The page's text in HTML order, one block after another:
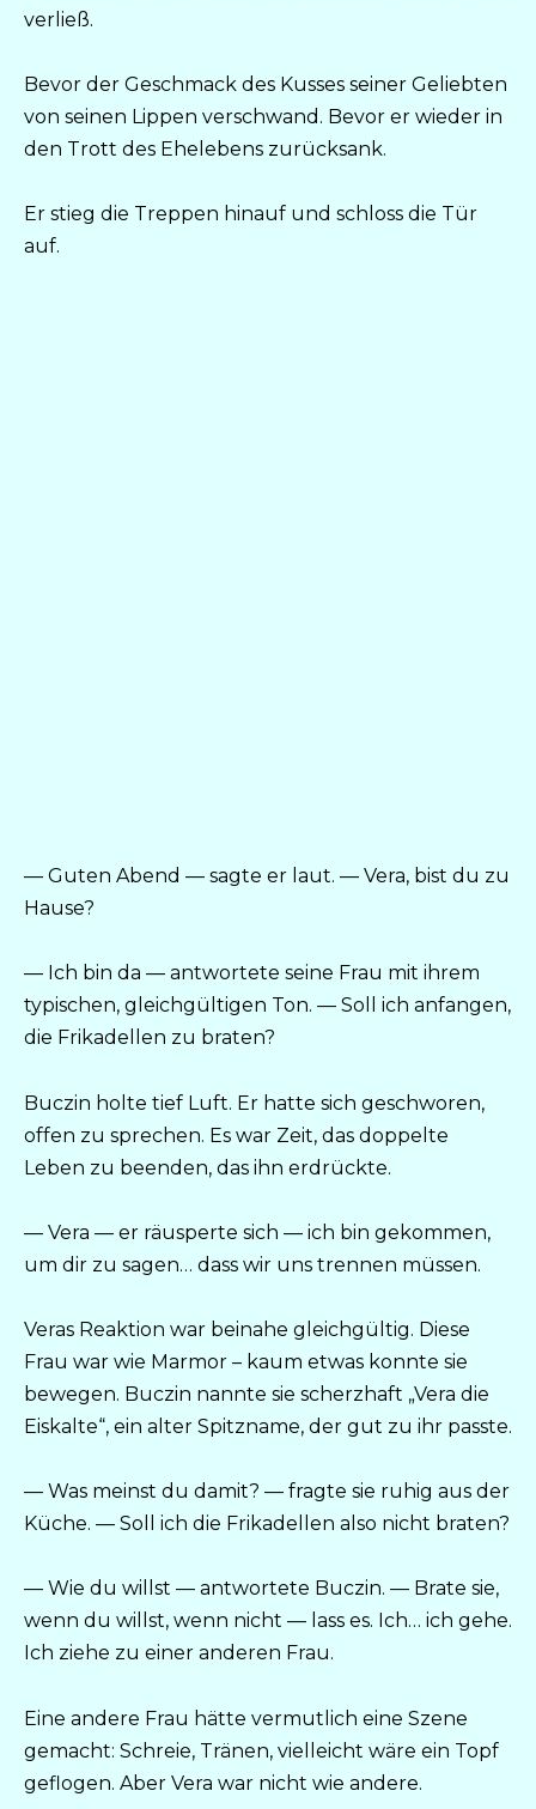
verließ.
Bevor der Geschmack des Kusses seiner Geliebten
von seinen Lippen verschwand. Bevor er wieder in
den Trott des Ehelebens zurücksank.
Er stieg die Treppen hinauf und schloss die Tür
auf.
— Guten Abend — sagte er laut. — Vera, bist du zu
Hause?
— Ich bin da — antwortete seine Frau mit ihrem
typischen, gleichgültigen Ton. — Soll ich anfangen,
die Frikadellen zu braten?
Buczin holte tief Luft. Er hatte sich geschworen,
offen zu sprechen. Es war Zeit, das doppelte
Leben zu beenden, das ihn erdrückte.
— Vera — er räusperte sich — ich bin gekommen,
um dir zu sagen… dass wir uns trennen müssen.
Veras Reaktion war beinahe gleichgültig. Diese
Frau war wie Marmor – kaum etwas konnte sie
bewegen. Buczin nannte sie scherzhaft „Vera die
Eiskalte“, ein alter Spitzname, der gut zu ihr passte.
— Was meinst du damit? — fragte sie ruhig aus der
Küche. — Soll ich die Frikadellen also nicht braten?
— Wie du willst — antwortete Buczin. — Brate sie,
wenn du willst, wenn nicht — lass es. Ich… ich gehe.
Ich ziehe zu einer anderen Frau.
Eine andere Frau hätte vermutlich eine Szene
gemacht: Schreie, Tränen, vielleicht wäre ein Topf
geflogen. Aber Vera war nicht wie andere.